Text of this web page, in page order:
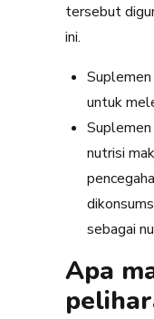
tersebut
ini.
Suplemen
untuk
nutrisi
sebagai
Apa